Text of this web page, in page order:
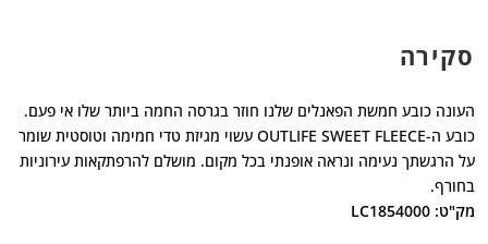
סקירה
העונה כובע חמשת הפאנלים שלנו חוזר בגרסה החמה ביותר שלו אי פעם.
כובע ה-OUTLIFE SWEET FLEECE עשוי מגיזת טדי חמימה וטוסטית שומר
על הרגשתך נעימה ונראה אופנתי בכל מקום. מושלם להרפתקאות עירוניות
בחורף.
מק"ט: LC1854000